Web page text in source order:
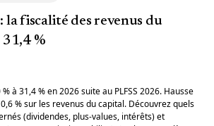
la fiscalité des revenus du
31,4 %
à 31,4 % en 2026 suite au PLFSS 2026. Hausse
% sur les revenus du capital. Découvrez quels
(dividendes, plus-values, intérêts) et